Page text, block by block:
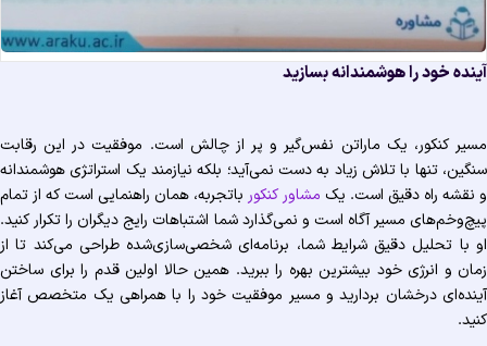
خود را هوشمندانه بسازید
کنکور، یک ماراتن نفس‌گیر و پر از چالش است. موفقیت در این رقابت
تنها با تلاش زیاد به دست نمی‌آید؛ بلکه نیازمند یک استراتژی هوشمندانه
راه دقیق است. یکمشاور کنکورباتجربه، همان راهنمایی است که از تمام
مسیر آگاه است و نمی‌گذارد شما اشتباهات رایج دیگران را تکرار کنید.
با تحلیل دقیق شرایط شما، برنامه‌ای شخصی‌سازی‌شده طراحی می‌کند تا از
و انرژی خود بیشترین بهره را ببرید. همین حالا اولین قدم را برای ساختن
درخشان بردارید و مسیر موفقیت خود را با همراهی یک متخصص آغاز